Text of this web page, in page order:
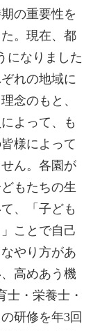
の重要性を
。現在、都
になりました
れの地域に
念のもと、
よって、も
様によって
ん。各園が
もたちの生
、「子ども
ことで自己
やり方があ
高めあう機
士・栄養士・
研修を年3回